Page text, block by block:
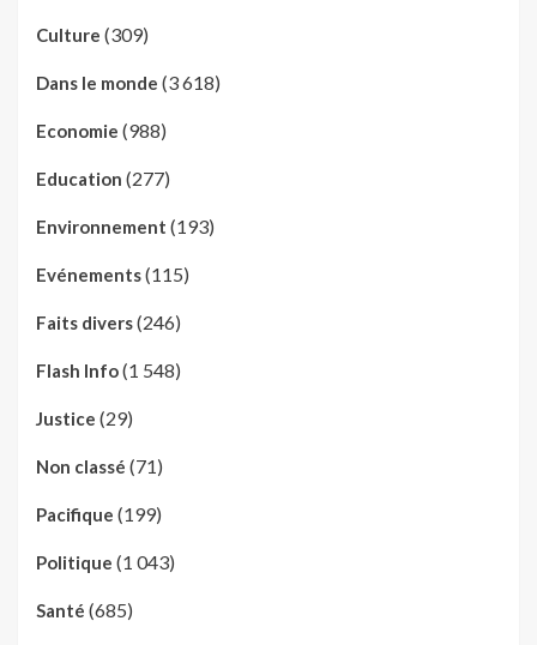
Culture (309)
Dans le monde (3 618)
Economie (988)
Education (277)
Environnement (193)
Evénements(115)
Faits divers(246)
Flash Info(1 548)
Justice (29)
Non classé (71)
Pacifique (199)
Politique (1 043)
Santé (685)